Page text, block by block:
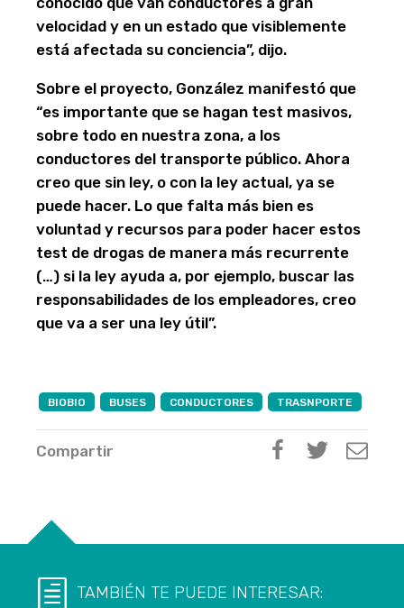
velocidad y en un estado que visiblemente
está afectada su conciencia”, dijo.
Sobre el proyecto, González manifestó que
“es importante que se hagan test masivos,
sobre todo en nuestra zona, a los
conductores del transporte público. Ahora
creo que sin ley, o con la ley actual, ya se
puede hacer. Lo que falta más bien es
voluntad y recursos para poder hacer estos
test de drogas de manera más recurrente
(…) si la ley ayuda a, por ejemplo, buscar las
responsabilidades de los empleadores, creo
que va a ser una ley útil”.
BIOBIO BUSES CONDUCTORES TRASNPORTE
Compartir
TAMBIÉN TE PUEDE INTERESAR: